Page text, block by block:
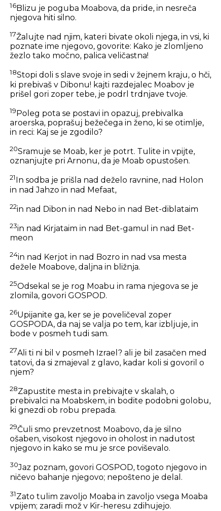
16Blizu je poguba Moabova, da pride, in nesreča
njegova hiti silno.
17Žalujte nad njim, kateri bivate okoli njega, in vsi, ki
poznate ime njegovo, govorite: Kako je zlomljeno
žezlo tako močno, palica veličastna!
18Stopi doli s slave svoje in sedi v žejnem kraju, o hči,
ki prebivaš v Dibonu! kajti razdejalec Moabov je
prišel gori zoper tebe, je podrl trdnjave tvoje.
19Poleg pota se postavi in opazuj, prebivalka
aroerska, poprašuj bežečega in ženo, ki se otimlje,
in reci: Kaj se je zgodilo?
20Sramuje se Moab, ker je potrt. Tulite in vpijte,
oznanjujte pri Arnonu, da je Moab opustošen.
21 In sodba je prišla nad deželo ravnine, nad Holon
in nad Jahzo in nad Mefaat,
22in nad Dibon in nad Nebo in nad Bet-diblataim
23in nad Kirjataim in nad Bet-gamul in nad Bet-
meon
24in nad Kerjot in nad Bozro in nad vsa mesta
dežele Moabove, daljna in bližnja.
25Odsekal se je rog Moabu in rama njegova se je
zlomila, govori GOSPOD.
26Upijanite ga, ker se je poveličeval zoper
GOSPODA, da naj se valja po tem, kar izbljuje, in
bode v posmeh tudi sam.
27Ali ti ni bil v posmeh Izrael? ali je bil zasačen med
tatovi, da si zmajeval z glavo, kadar koli si govoril o
njem?
28Zapustite mesta in prebivajte v skalah, o
prebivalci na Moabskem, in bodite podobni golobu,
ki gnezdi ob robu prepada.
29Čuli smo prevzetnost Moabovo, da je silno
ošaben, visokost njegovo in oholost in nadutost
njegovo in kako se mu je srce poviševalo.
30Jaz poznam, govori GOSPOD, togoto njegovo in
ničevo bahanje njegovo; nepošteno je delal.
31Zato tulim zavoljo Moaba in zavoljo vsega Moaba
vpijem; zaradi mož v Kir-heresu zdihujejo.